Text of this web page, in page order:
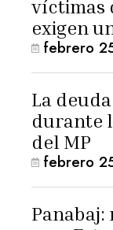
víctimas
exigen
febrero
La
durante
del MP
febrero